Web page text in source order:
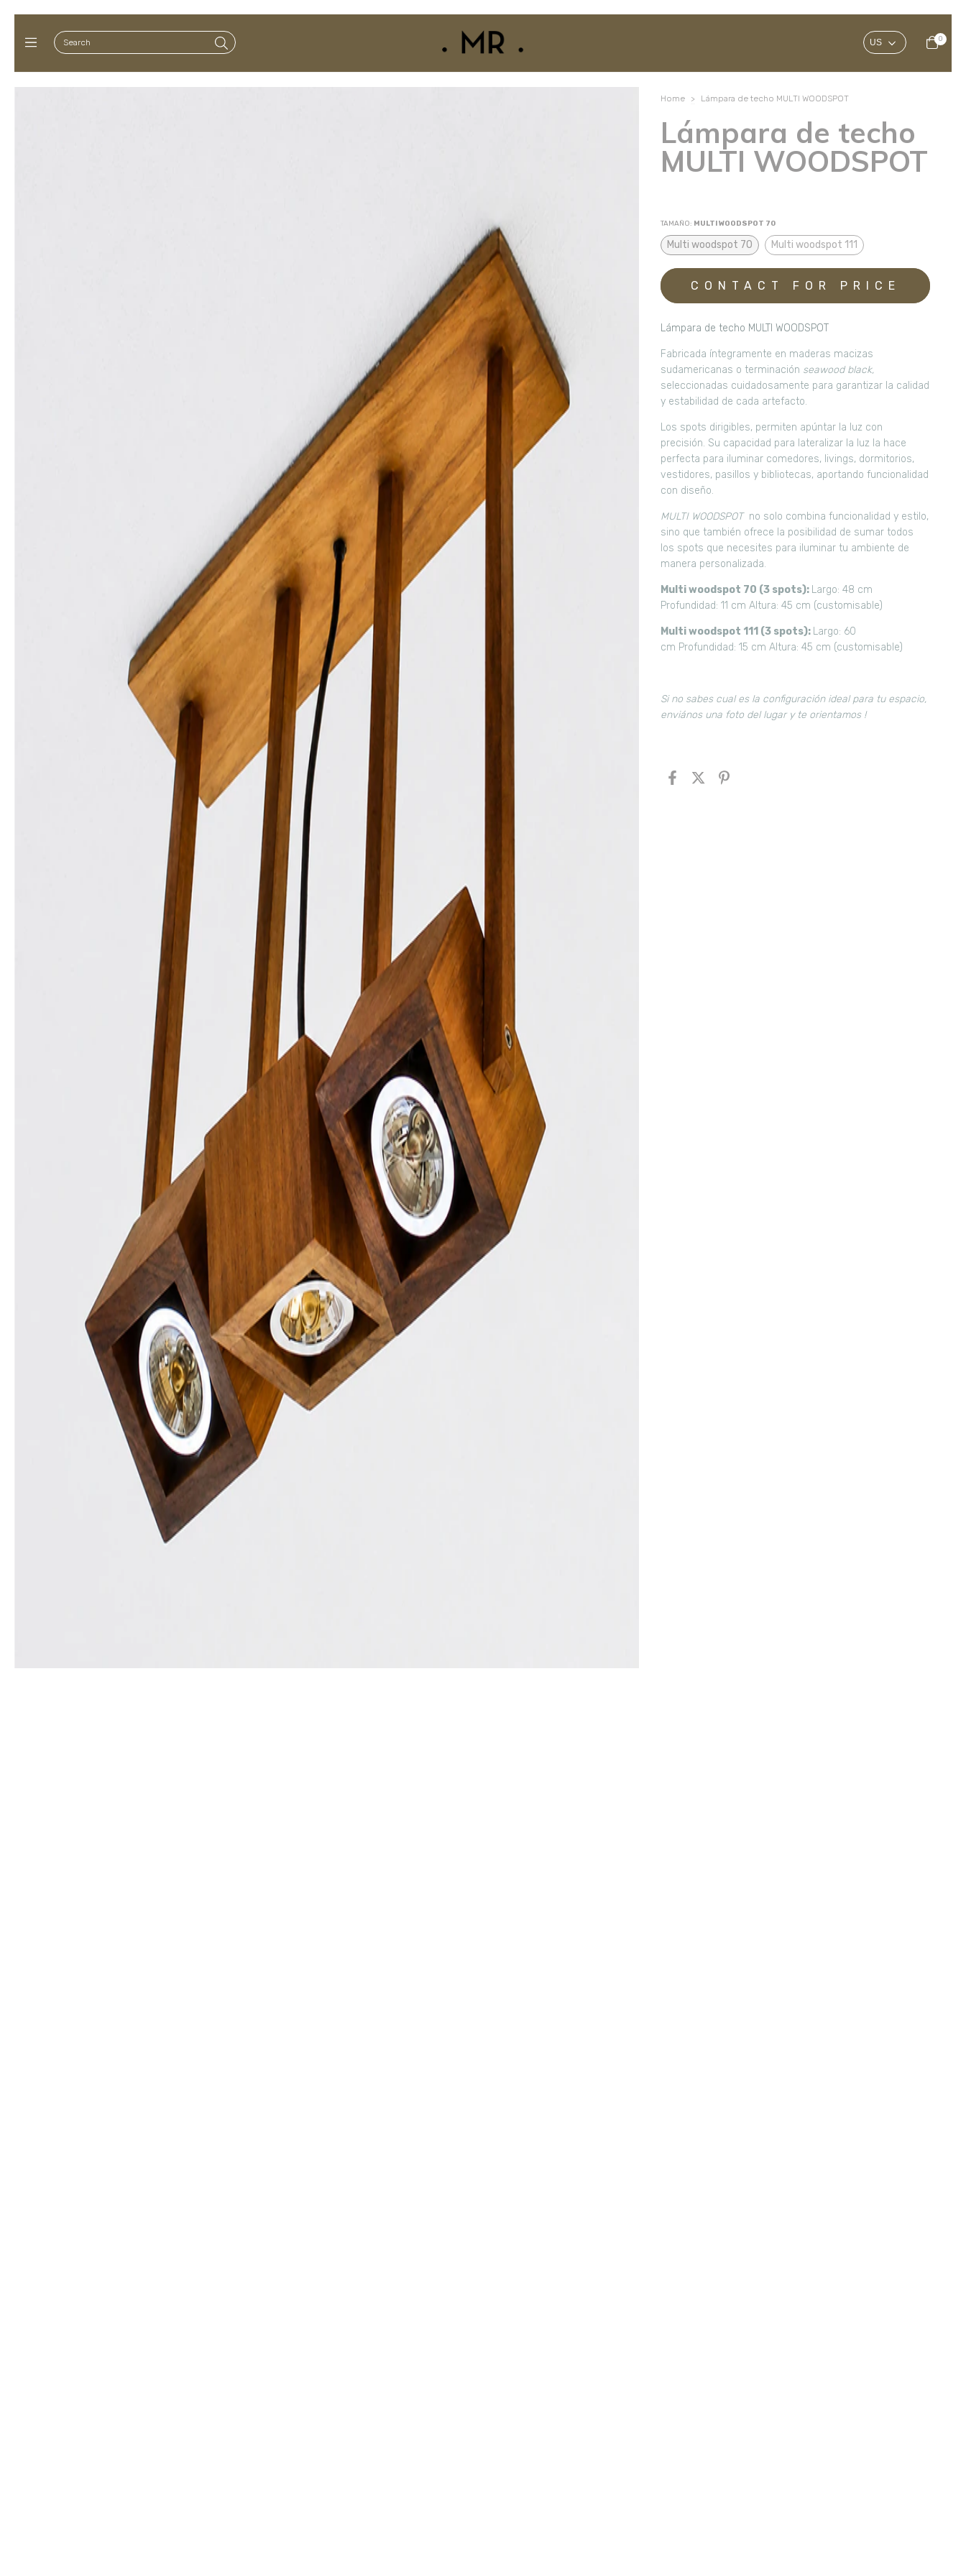
0
Home > Lámpara de techo MULTI WOODSPOT
Lámpara de techo
MULTI WOODSPOT
TAMAÑO: MULTI WOODSPOT 70
Multi woodspot 70 Multi woodspot 111
Lámpara de techo MULTI WOODSPOT
Fabricada íntegramente en maderas macizas
sudamericanas o terminación seawood black,
seleccionadas cuidadosamente para garantizar la calidad
y estabilidad de cada artefacto.
Los spots dirigibles, permiten apúntar la luz con
precisión. Su capacidad para lateralizar la luz la hace
perfecta para iluminar comedores, livings, dormitorios,
vestidores, pasillos y bibliotecas, aportando funcionalidad
con diseño.
MULTI WOODSPOTno solo combina funcionalidad y estilo,
sino que también ofrece la posibilidad de sumar todos
los spots que necesites para iluminar tu ambiente de
manera personalizada.
Multi woodspot 70 (3 spots): Largo: 48 cm
Profundidad: 11 cmAltura: 45 cm (customisable)
Multi woodspot 111 (3 spots): Largo: 60
cm Profundidad: 15 cmAltura: 45 cm (customisable)
Si no sabes cual es la configuración ideal para tu espacio,
enviános una foto del lugar y te orientamos !